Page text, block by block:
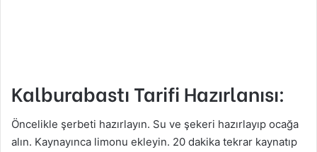
Kalburabastı Tarifi Hazırlanısı:
Öncelikle şerbeti hazırlayın. Su ve şekeri hazırlayıp ocağa
alın. Kaynayınca limonu ekleyin. 20 dakika tekrar kaynatıp